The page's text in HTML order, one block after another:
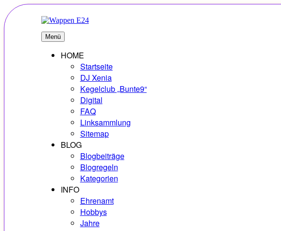
Zum
Inhalt
springen
E24
Erlebnisse – Hobbys – Vielfalt
Menü
HOME
Startseite
DJ Xenia
Kegelclub „Bunte9“
Digital
FAQ
Linksammlung
Sitemap
BLOG
Blogbeiträge
Blogregeln
Kategorien
INFO
Ehrenamt
Hobbys
Jahre